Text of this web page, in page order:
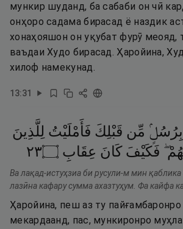
мункир шуданд, ба сабаби он чӣ
онҳоро садама бирасад ё наздик
хонаҳояшон он уқубат фурӯ меояд,
ваъдаи Худо бирасад. Ҳаройина,
хилоф намекунад.
13:31
بِرُسُلٍۢ مِّن قَبْلِكَ فَأَمْلَيْتُ لِلَّذِينَ
فَكَيْفَ كَانَ عِقَابِ ۝٣٢
Ва лақад-истуҳзиа би русули-м мин
лазӣна кафару сумма ахазтуҳум. Фа кайфа
Ҳаройина, пеш аз ту
мекардаанд, пас, мункиронро